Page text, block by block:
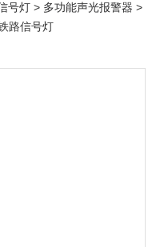
号灯 > 多功能声光报警器 >
路信号灯